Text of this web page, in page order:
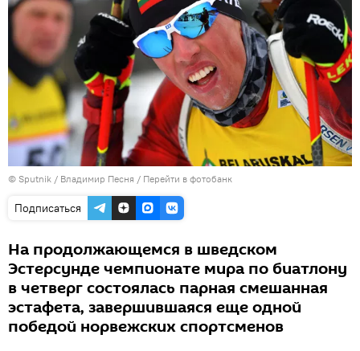
© Sputnik / Владимир Песня / Перейти в фотобанк
Подписаться
На продолжающемся в шведском
Эстерсунде чемпионате мира по биатлону
в четверг состоялась парная смешанная
эстафета, завершившаяся еще одной
победой норвежских спортсменов